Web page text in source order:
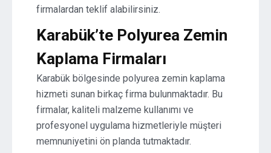
firmalardan teklif alabilirsiniz.
Karabük’te Polyurea Zemin
Kaplama Firmaları
Karabük bölgesinde polyurea zemin kaplama
hizmeti sunan birkaç firma bulunmaktadır. Bu
firmalar, kaliteli malzeme kullanımı ve
profesyonel uygulama hizmetleriyle müşteri
memnuniyetini ön planda tutmaktadır.